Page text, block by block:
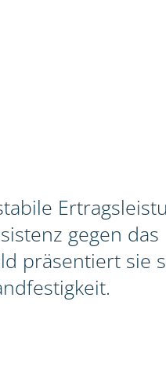
gegen das
präsentiert sie